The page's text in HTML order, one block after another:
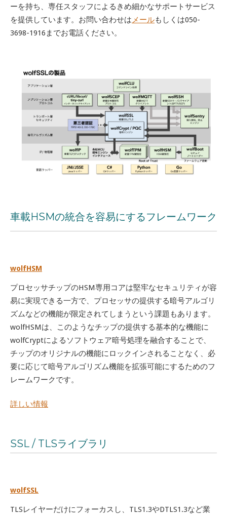
ーを持ち、専任スタッフによるきめ細かなサポートサービス
を提供しています。お問い合わせはメールもしくは050-
3698-1916までお電話ください。
車載HSMの統合を容易にするフレームワーク
wolfHSM
プロセッサチップのHSM専用コアは堅牢なセキュリティが容
易に実現できる一方で、プロセッサの提供する暗号アルゴリ
ズムなどの機能が限定されてしまうという課題もあります。
wolfHSMは、このようなチップの提供する基本的な機能に
wolfCryptによるソフトウェア暗号処理を融合することで、
チップのオリジナルの機能にロックインされることなく、必
要に応じて暗号アルゴリズム機能を拡張可能にするためのフ
レームワークです。
詳しい情報
SSL / TLSライブラリ
wolfSSL
TLSレイヤーだけにフォーカスし、TLS1.3やDTLS1.3など業